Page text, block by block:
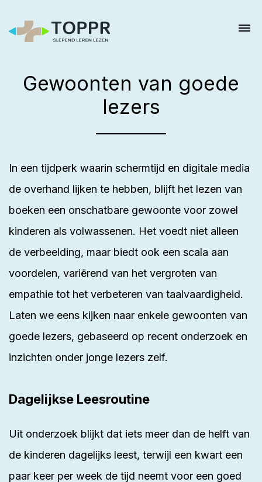
Gewoonten van goede
lezers
In een tijdperk waarin schermtijd en digitale media
de overhand lijken te hebben, blijft het lezen van
boeken een onschatbare gewoonte voor zowel
kinderen als volwassenen. Het voedt niet alleen
de verbeelding, maar biedt ook een scala aan
voordelen, variërend van het vergroten van
empathie tot het verbeteren van taalvaardigheid.
Laten we eens kijken naar enkele gewoonten van
goede lezers, gebaseerd op recent onderzoek en
inzichten onder jonge lezers zelf.
Dagelijkse Leesroutine
Uit onderzoek blijkt dat iets meer dan de helft van
de kinderen dagelijks leest, terwijl een kwart een
paar keer per week de tijd neemt voor een goed